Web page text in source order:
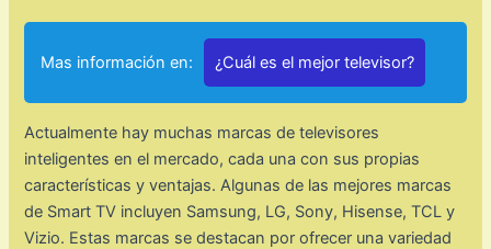
Mas información en: ¿Cuál es el mejor televisor?
Actualmente hay muchas marcas de televisores
inteligentes en el mercado, cada una con sus propias
características y ventajas. Algunas de las mejores marcas
de Smart TV incluyen Samsung, LG, Sony, Hisense, TCL y
Vizio. Estas marcas se destacan por ofrecer una variedad